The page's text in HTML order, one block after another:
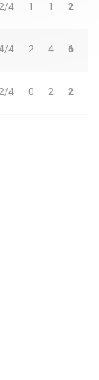
4 1 1 2 4
4 2 4 6
4 0 2 2 4